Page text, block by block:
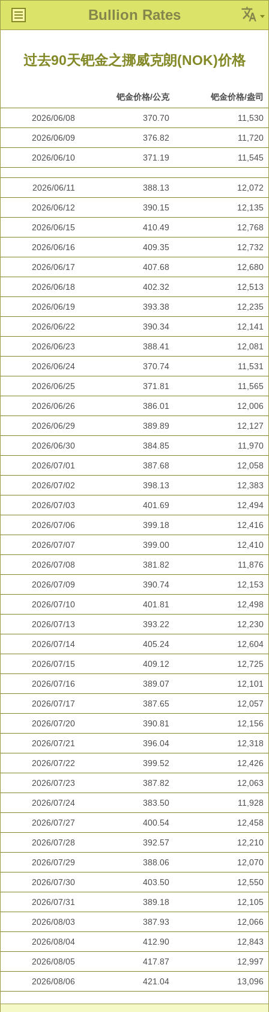
Bullion Rates
过去90天钯金之挪威克朗(NOK)价格
钯金价格/公克 钯金价格/盎司
2026/06/08 370.70 11,530
2026/06/09 376.82 11,720
2026/06/10 371.19 11,545
2026/06/11 388.13 12,072
2026/06/12 390.15 12,135
2026/06/15 410.49 12,768
2026/06/16 409.35 12,732
2026/06/17 407.68 12,680
2026/06/18 402.32 12,513
2026/06/19 393.38 12,235
2026/06/22 390.34 12,141
2026/06/23 388.41 12,081
2026/06/24 370.74 11,531
2026/06/25 371.81 11,565
2026/06/26 386.01 12,006
2026/06/29 389.89 12,127
2026/06/30 384.85 11,970
2026/07/01 387.68 12,058
2026/07/02 398.13 12,383
2026/07/03 401.69 12,494
2026/07/06 399.18 12,416
2026/07/07 399.00 12,410
2026/07/08 381.82 11,876
2026/07/09 390.74 12,153
2026/07/10 401.81 12,498
2026/07/13 393.22 12,230
2026/07/14 405.24 12,604
2026/07/15 409.12 12,725
2026/07/16 389.07 12,101
2026/07/17 387.65 12,057
2026/07/20 390.81 12,156
2026/07/21 396.04 12,318
2026/07/22 399.52 12,426
2026/07/23 387.82 12,063
2026/07/24 383.50 11,928
2026/07/27 400.54 12,458
2026/07/28 392.57 12,210
2026/07/29 388.06 12,070
2026/07/30 403.50 12,550
2026/07/31 389.18 12,105
2026/08/03 387.93 12,066
2026/08/04 412.90 12,843
2026/08/05 417.87 12,997
2026/08/06 421.04 13,096